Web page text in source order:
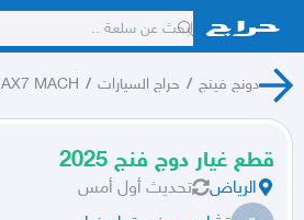
دونج فينج / حراج السيارات /
AX7 MACH,
قطع غيار دوج فنج 2025
الرياض تحديث أول أمس